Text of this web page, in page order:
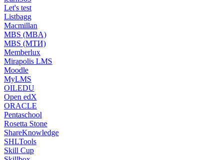
Let's test
Listbagg
Macmillan
MBS (MBA)
MBS (МТИ)
Memberlux
Mirapolis LMS
Moodle
MyLMS
OILEDU
Open edX
ORACLE
Pentaschool
Rosetta Stone
ShareKnowledge
SHLTools
Skill Cup